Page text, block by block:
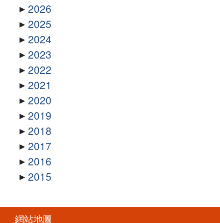
2026
2025
2024
2023
2022
2021
2020
2019
2018
2017
2016
2015
網站地圖